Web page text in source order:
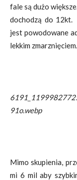
fale są dużo
dochodzą do 12kt.
jest powodowane
lekkim
91o.webp
Mimo skupienia,
mi 6 mil aby